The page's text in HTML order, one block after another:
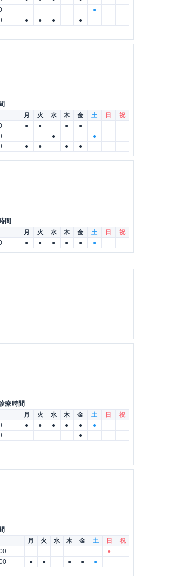
●
● ● ● ●
月 火 水 木 金 土 日
祝
● ● ●
●
●
●
● ● ● ●
間
月 火 水 木 金 土 日
祝
● ● ● ● ● ●
療時間
月 火 水 木 金 土 日
祝
● ● ● ● ●
●
●
月 火 水 木 金 土 日
祝
●
● ● ● ● ●